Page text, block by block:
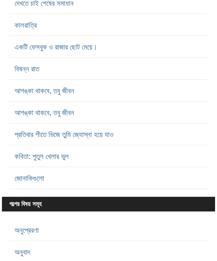
দেখতে চাই শেষের সমাধান
কালরাত্রি
একটি ফেসবুক ও রাজার ছোট মেয়ে।
বিষন্ন রাত
আশঙ্কা থাকবে, তবু জীবন
আশঙ্কা থাকবে, তবু জীবন
প্রতিবার শীতে ভিজে তুমি জ্যোস্না হয়ে যাও
কবিতা: পুতুল খেলার ভুল
জোনাকিগুলো
গল্পের বিষয় সমূহ
অনুপ্রেরণা
অনুবাদ